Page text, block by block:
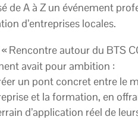
de A à Z un événement
d’entreprises locales.
Rencontre autour du BTS
avait pour ambition :
un pont concret entre le
et la formation, en
d’application réel de